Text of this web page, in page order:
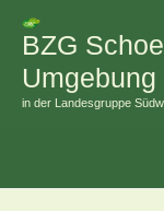
Zum
Inhalt
springen
BZG
Umgebung
in der Landesgruppe